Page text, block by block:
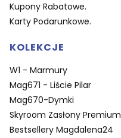
Kupony Rabatowe.
Karty Podarunkowe.
KOLEKCJE
W1 - Marmury
Mag671 - Liście Pilar
Mag670-Dymki
Skyroom Zasłony Premium
Bestsellery Magdalena24